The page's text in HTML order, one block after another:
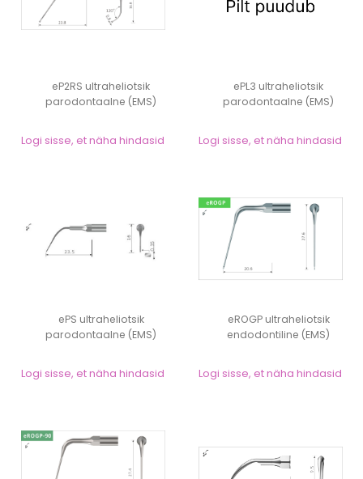
eP2RS ultraheliotsik
parodontaalne (EMS)
Logi sisse, et näha hindasid
ePL3 ultraheliotsik
parodontaalne (EMS)
Logi sisse, et näha hindasid
ePS ultraheliotsik
parodontaalne (EMS)
Logi sisse, et näha hindasid
eROGP ultraheliotsik
endodontiline (EMS)
Logi sisse, et näha hindasid